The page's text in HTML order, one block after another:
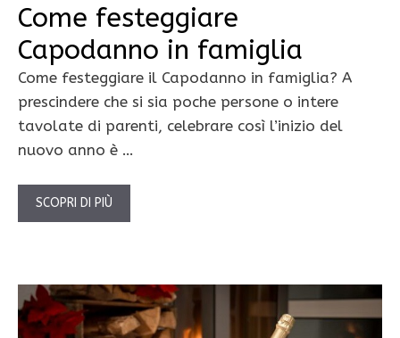
Come festeggiare
Capodanno in famiglia
Come festeggiare il Capodanno in famiglia? A
prescindere che si sia poche persone o intere
tavolate di parenti, celebrare così l’inizio del
nuovo anno è …
SCOPRI DI PIÙ